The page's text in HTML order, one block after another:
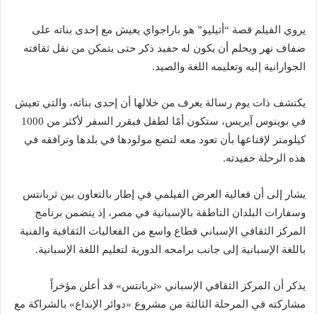
يروي الفيلم قصة “أتيليو” هو باراجواي يعيش مع إحدى بناته على
ضفاف نهر ويحلم أن يكون له حفيد ذكر حتى يتمكن من نقل ثقافته
الجوارانية إليه وتعليمه اللغة والصيد.
يكتشف ذات يوم رسالة يعرف من خلالها أن إحدى بناته، والتي تعيش
في بوينوس آيريس، ستكون أمًا لطفل فيقرر السفر لأكثر من 1000
كيلومتر لإقناعها بأن تعود معه لتضع مولودها في بلدها وترافقه في
هذه الرحلة حفيدته.
يشار إلى أن فعالية العرض الفيلمي في إطار بالتعاون بين ثربانتس
وسفارات البلدان الناطقة بالإسبانية في مصر، إذ يتضمن برنامج
المركز الثقافي الإسباني قطاع واسع من الفعاليات الثقافية والفنية
باللغة الإسبانية إلى جانب برامجه الدورية لتعليم اللغة الإسبانية.
يذكر أن المركز الثقافي الإسباني «ثربانتس» قد أعلن مؤخراً
مشاركته في المرحلة الثالثة من مشروع «دوائر الإبداع» بالشراكة مع